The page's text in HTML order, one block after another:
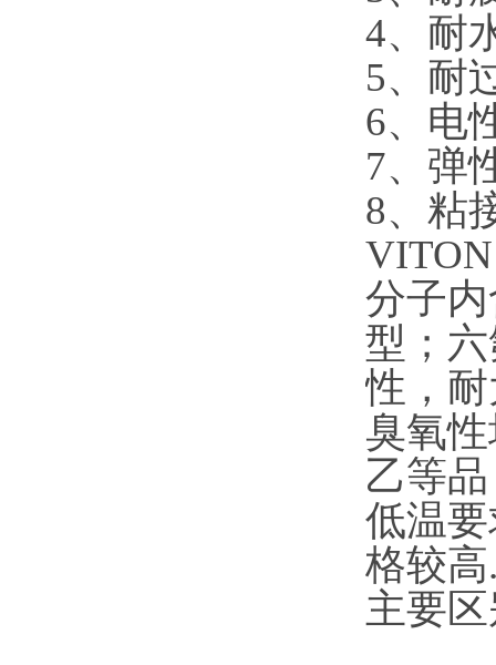
4、耐
5、耐
6、电
7、弹
8、粘
分子
型；
性，
臭氧
乙等
低温
格较高
主要